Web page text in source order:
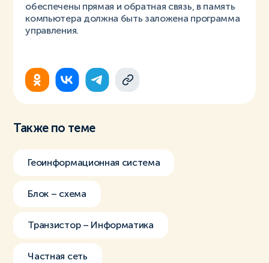
обеспечены прямая и обратная связь, в память
компьютера должна быть заложена программа
управления.
Также по теме
Геоинформационная система
Блок – схема
Транзистор – Информатика
Частная сеть